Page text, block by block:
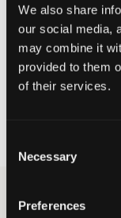
We also share
our social media,
may combine it
provided to them
of their services.
Selection
Necessary
Preferences
polyester. Jackan